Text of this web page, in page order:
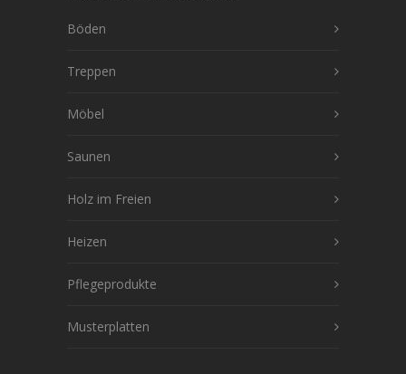
Böden
Treppen
Möbel
Saunen
Holz im Freien
Heizen
Pflegeprodukte
Musterplatten